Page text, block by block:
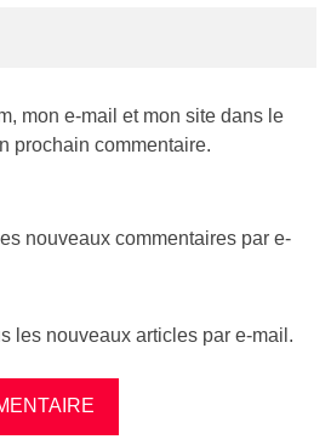
mon e-mail et mon site dans le
prochain commentaire.
nouveaux commentaires par e-
les nouveaux articles par e-mail.